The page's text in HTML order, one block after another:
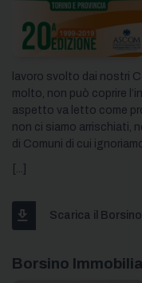
lavoro svolto dai nostri
molto, non può coprire
aspetto va letto come
non ci siamo arrischiati,
di Comuni di cui
[...]
Scarica il
Borsino